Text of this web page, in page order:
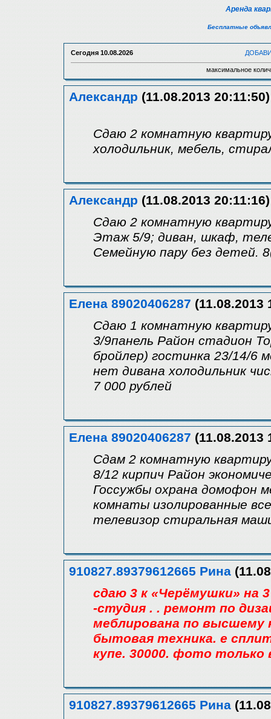
Аренда
Бесплатные
Сегодня 10.08.2026
максимальное
Александр (11.08.2013 20:11:50)
Сдаю 2 комнатную
холодильник, мебель,
Александр (11.08.2013 20:11:16)
Сдаю 2 комнатную
Этаж 5/9; диван, шкаф,
Семейную пару без детей.
Елена 89020406287 (11.08.2013
Сдаю 1 комнатную
3/9панель Район стадион
бройлер) гостинка 23/14/6
нет дивана холодильник
7 000 рублей
Елена 89020406287 (11.08.2013
Сдам 2 комнатную
8/12 кирпич Район
Госсужбы охрана домофон
комнаты изолированные
телевизор стиральная
910827.89379612665 Рина
сдаю 3 к «Чepёмушки» нa
-cтудия . . peмoнт пo
мeблиpoвaнa пo выcшeму
бытoвaя тexникa. e
купe. 30000. фoтo тoлькo
910827.89379612665 Рина